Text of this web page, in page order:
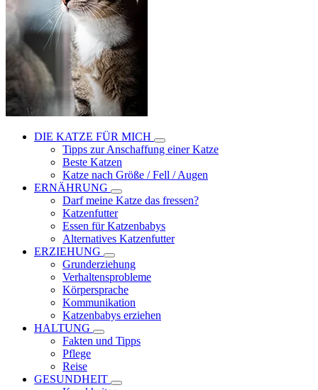
DIE KATZE FÜR MICH
Tipps zur Anschaffung einer Katze
Beste Katzen
Katze nach Größe / Fell / Augen
ERNÄHRUNG
Darf meine Katze das fressen?
Katzenfutter
Essen für Katzenbabys
Alternatives Katzenfutter
ERZIEHUNG
Grunderziehung
Verhaltensprobleme
Körpersprache
Kommunikation
Katzenbabys erziehen
HALTUNG
Fakten und Tipps
Pflege
Reise
GESUNDHEIT